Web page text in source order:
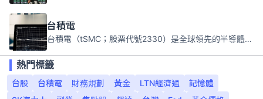
台積電
台積電（tSMC；股票代號2330）是全球領先的半導體代工公司，成立於1987年，總部位於台灣新竹。且已於美國、日本、德國及中國設廠，台積電是全球首家專業積體電路製造服務公司，也是全球最先進和最大規模的半導體代工廠。
熱門標籤
台股
台積電 財務規劃 黃金 LTN經濟通
記憶體